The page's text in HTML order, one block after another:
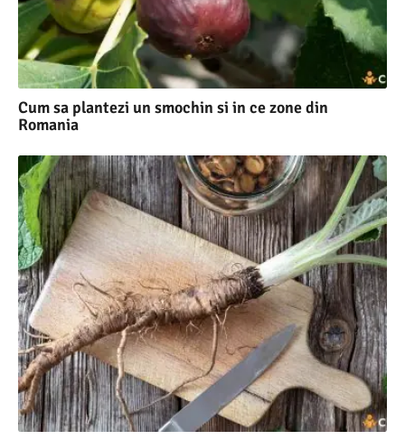
Cum sa plantezi un smochin si in ce zone din
Romania